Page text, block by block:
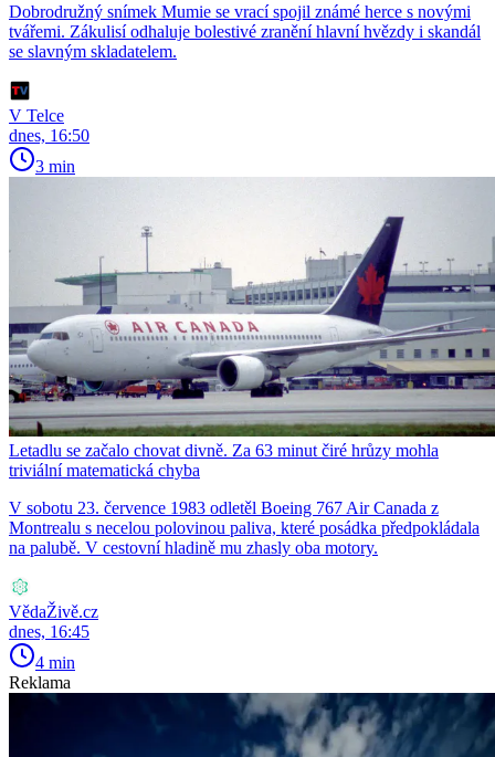
Dobrodružný snímek Mumie se vrací spojil známé herce s novými
tvářemi. Zákulisí odhaluje bolestivé zranění hlavní hvězdy i skandál
se slavným skladatelem.
V Telce
dnes, 16:50
3 min
Letadlu se začalo chovat divně. Za 63 minut čiré hrůzy mohla
triviální matematická chyba
V sobotu 23. července 1983 odletěl Boeing 767 Air Canada z
Montrealu s necelou polovinou paliva, které posádka předpokládala
na palubě. V cestovní hladině mu zhasly oba motory.
VědaŽivě.cz
dnes, 16:45
4 min
Reklama